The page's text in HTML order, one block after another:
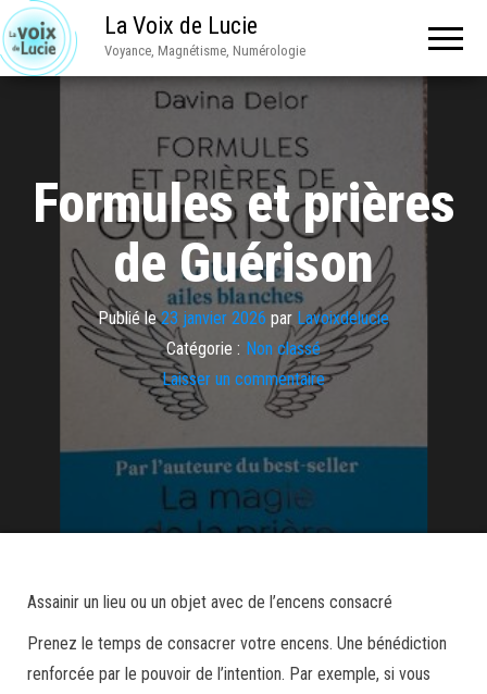
La Voix de Lucie
Voyance, Magnétisme, Numérologie
Formules et prières
de Guérison
Publié le23 janvier 2026 par Lavoixdelucie
Catégorie : Non classé
Laisser un commentaire
Assainir un lieu ou un objet avec de l’encens consacré
Prenez le temps de consacrer votre encens. Une bénédiction
renforcée par le pouvoir de l’intention. Par exemple, si vous